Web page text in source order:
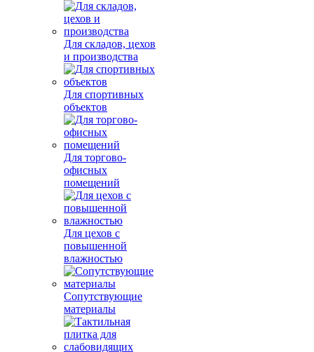
Для складов, цехов
и производства
Для спортивных
объектов
Для торгово-
офисных
помещений
Для цехов с
повышенной
влажностью
Сопутствующие
материалы